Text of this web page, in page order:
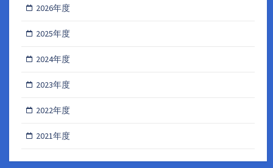
2026年度
2025年度
2024年度
2023年度
2022年度
2021年度